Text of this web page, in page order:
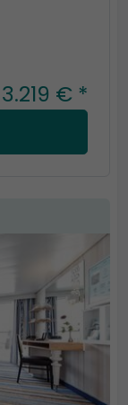
3.219 € *